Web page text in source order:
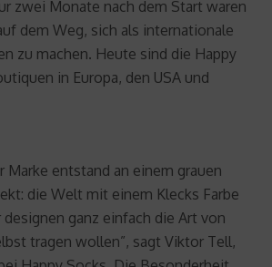
zwei Monate nach dem Start waren
dem Weg, sich als internationale
zu machen. Heute sind die Happy
in Europa, den USA und
Marke entstand an einem grauen
die Welt mit einem Klecks Farbe
ganz einfach die Art von
tragen wollen”, sagt Viktor Tell,